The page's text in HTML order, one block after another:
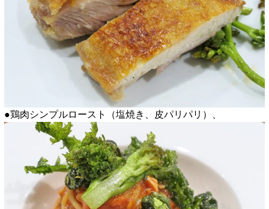
●鶏肉シンプルロースト（塩焼き、皮パリパリ）、